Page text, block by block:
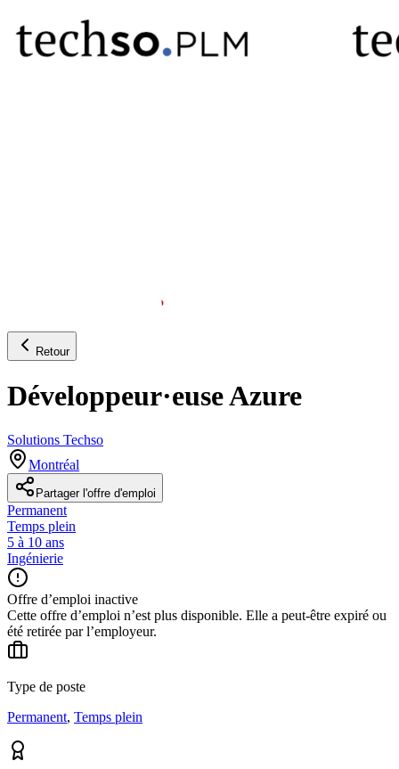
Retour
Développeur·euse Azure
Solutions Techso
Montréal
Partager l'offre d'emploi
Permanent
Temps plein
5 à 10 ans
Ingénierie
Offre d’emploi inactive
Cette offre d’emploi n’est plus disponible. Elle a peut-être expiré ou
été retirée par l’employeur.
Type de poste
Permanent, Temps plein